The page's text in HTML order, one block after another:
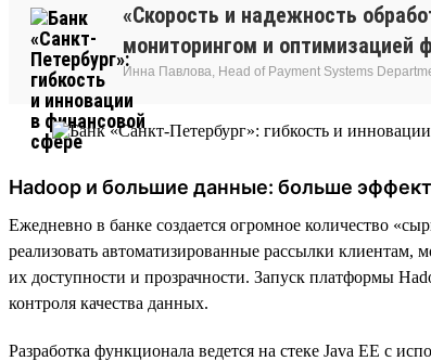
«Скорость и надежность
мониторингом и оптимизацией
Инна Павлова, Head of Payment Systems
Hadoop и большие данные: больше
Ежедневно в банке создается огромное количество
реализовать автоматизированные рассылки
их доступности и прозрачности. Запуск платформы
контроля качества данных.
Разработка функционала ведется на стеке Java EE с